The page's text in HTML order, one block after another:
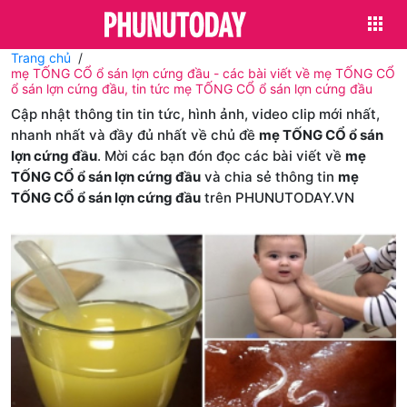
Trang chủ
mẹ TỐNG CỔ ổ sán lợn cứng đầu - các bài viết về mẹ TỐNG CỔ
ổ sán lợn cứng đầu, tin tức mẹ TỐNG CỔ ổ sán lợn cứng đầu
Cập nhật thông tin tin tức, hình ảnh, video clip mới nhất,
nhanh nhất và đầy đủ nhất về chủ đề mẹ TỐNG CỔ ổ sán
lợn cứng đầu. Mời các bạn đón đọc các bài viết về mẹ
TỐNG CỔ ổ sán lợn cứng đầu và chia sẻ thông tin mẹ
TỐNG CỔ ổ sán lợn cứng đầu trên PHUNUTODAY.VN